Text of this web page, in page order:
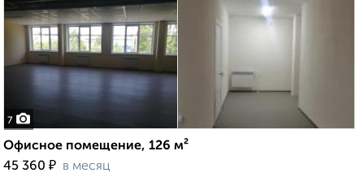
7
Офисное помещение, 126 м²
45 360 ₽ в месяц